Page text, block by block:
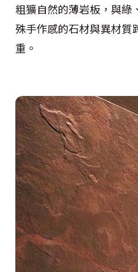
粗獷自然的薄岩板，與綠
殊手作感的石材與異材質
重。